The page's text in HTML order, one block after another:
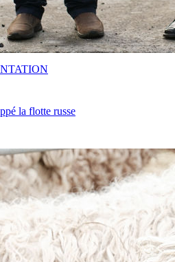
la flotte russe